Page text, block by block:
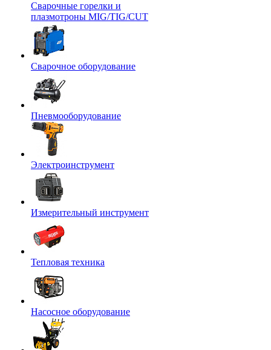
Сварочные горелки и
плазмотроны MIG/TIG/CUT
Сварочное оборудование
Пневмооборудование
Электроинструмент
Измерительный инструмент
Тепловая техника
Насосное оборудование